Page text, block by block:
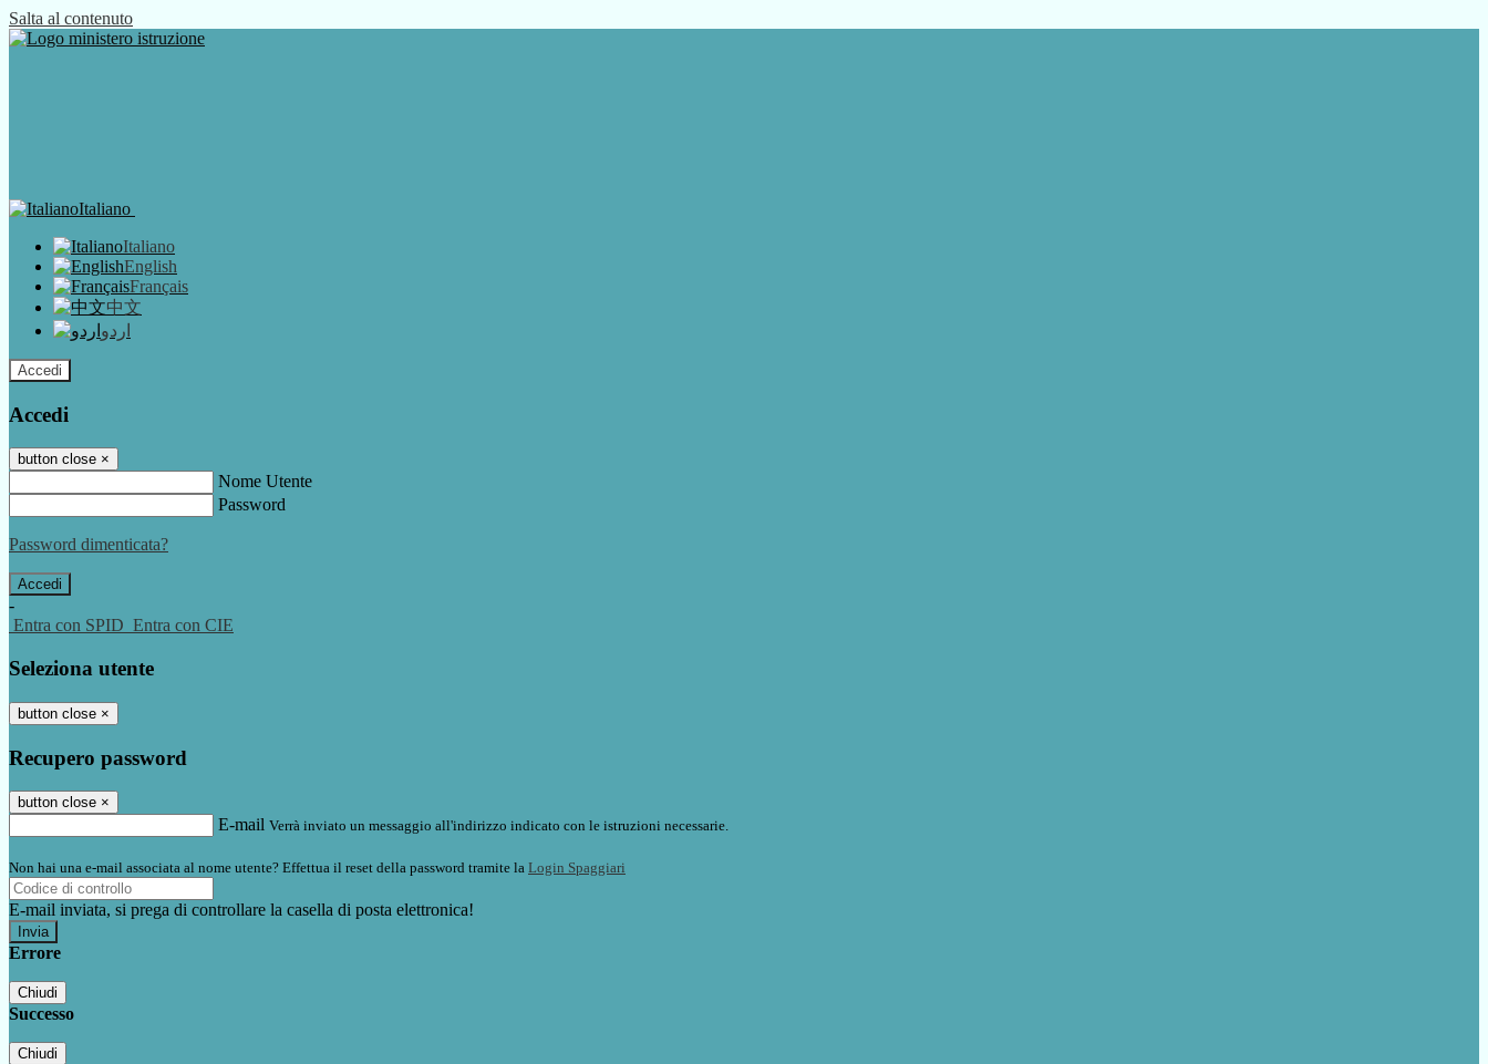
Salta al contenuto
Italiano
Italiano
English
Français
中文
اردو
Accedi
Accedi
button close ×
Nome Utente
Password
Password dimenticata?
-
Entra con SPID Entra con CIE
Seleziona utente
button close ×
Recupero password
button close ×
E-mail Verrà inviato un messaggio all'indirizzo indicato con le istruzioni necessarie.
Non hai una e-mail associata al nome utente? Effettua il reset della password tramite la Login Spaggiari
E-mail inviata, si prega di controllare la casella di posta elettronica!
Errore
Chiudi
Successo
Chiudi